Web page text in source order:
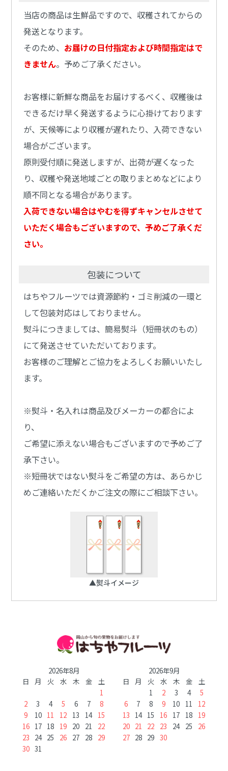
当店の商品は生鮮品ですので、収穫されてからの
発送となります。
そのため、 お届けの日付指定および時間指定はで
きません。予めご了承ください。
お客様に新鮮な商品をお届けするべく、収穫後は
できるだけ早く発送するように心掛けております
が、天候等により収穫が遅れたり、入荷できない
場合がございます。
原則受付順に発送しますが、出荷が遅くなった
り、収穫や発送地域ごとの取りまとめなどにより
順不同となる場合があります。
入荷できない場合はやむを得ずキャンセルさせて
いただく場合もございますので、予めご了承くだ
さい。
包装について
はちやフルーツでは資源節約・ゴミ削減の一環と
して包装対応はしておりません。
熨斗につきましては、簡易熨斗（短冊状のもの）
にて発送させていただいております。
お客様のご理解とご協力をよろしくお願いいたし
ます。
※熨斗・名入れは商品及びメーカーの都合によ
り、
ご希望に添えない場合もございますので予めご了
承下さい。
※短冊状ではない熨斗をご希望の方は、あらかじ
めご連絡いただくかご注文の際にご相談下さい。
▲熨斗イメージ
2026年8月
日
月 火 水 木 金
土
1
2
3 4 5 6 7
8
9
10 11 12 13 14 15
16 17 18 19 20 21
22
23 24 25 26 27 28 29
30 31
2026年9月
日
月 火 水 木 金
土
1
2 3 4
5
6
7 8 9 10 11
12
13 14 15 16 17 18 19
20 21 22 23 24 25
26
27 28 29 30